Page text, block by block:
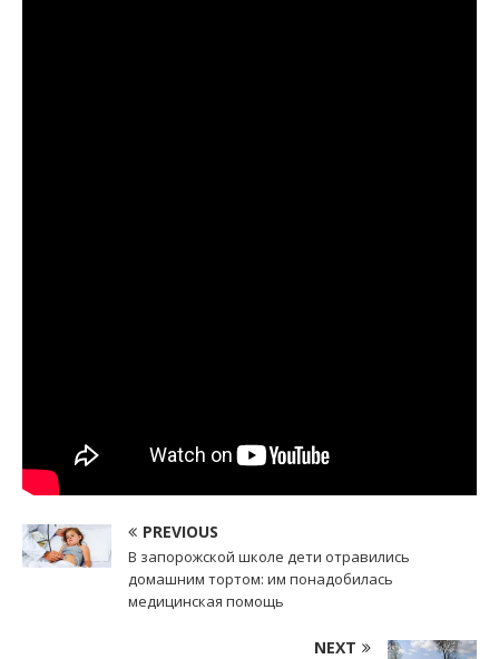
PREVIOUS
В запорожской школе дети отравились
домашним тортом: им понадобилась
медицинская помощь
NEXT